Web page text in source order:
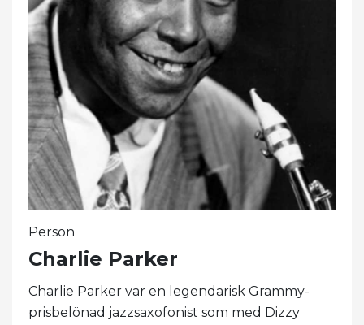
Person
Charlie Parker
Charlie Parker var en legendarisk Grammy-
prisbelönad jazzsaxofonist som med Dizzy